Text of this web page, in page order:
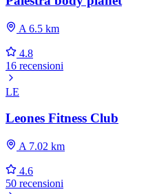
A 6.5 km
4.8
16 recensioni
LE
Leones Fitness Club
A 7.02 km
4.6
50 recensioni